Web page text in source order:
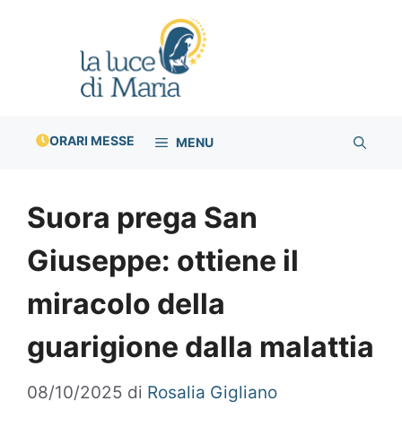
ORARI MESSE MENU
Suora prega San
Giuseppe: ottiene il
miracolo della
guarigione dalla malattia
08/10/2025 di Rosalia Gigliano